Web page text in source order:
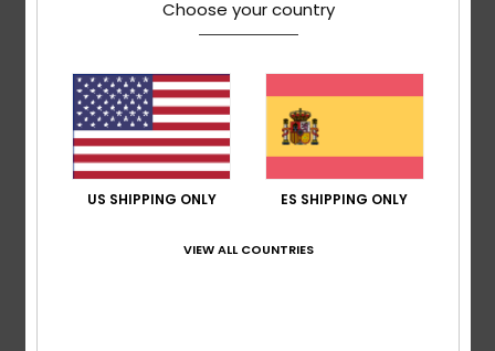
/5
Melinda24. junio 2026
Un color precioso, un tejido fino y suave; eso sí, las mangas
se quedan un poco cortas.
Mostrar original - Dutch
Comodidad: 5/5 Relación calidad-precio: 5/5 Talla
Choose your country
US SHIPPING ONLY ES SHIPPING ONLY
VIEW ALL COUNTRIES